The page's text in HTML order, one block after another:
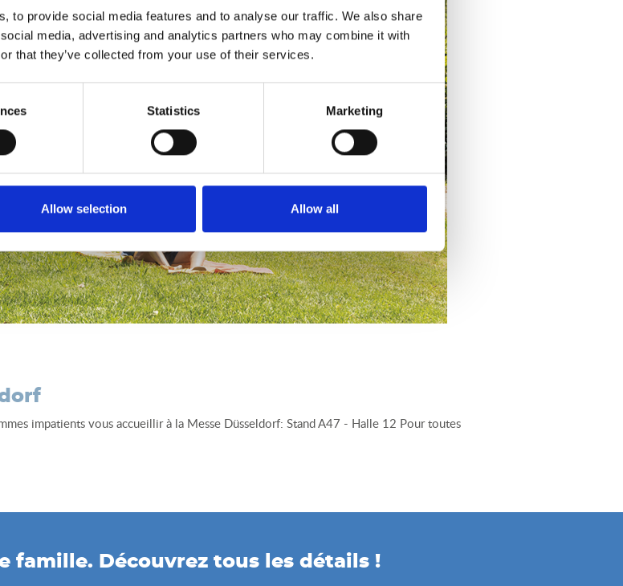
to provide social media features and to analyse our traffic. We also share
media, advertising and analytics partners who may combine it with
that they’ve collected from your use of their services.
Statistics Marketing
Allow selection Allow all
impatients vous accueillir à la Messe Düsseldorf: Stand A47 - Halle 12 Pour toutes
famille. Découvrez tous les détails !